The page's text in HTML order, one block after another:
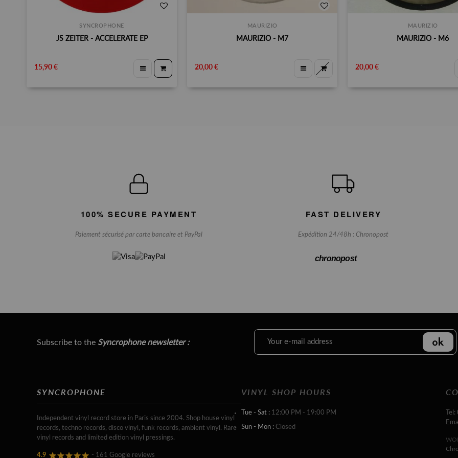
SYNCROPHONE
JS ZEITER - ACCELERATE EP
15,90 €
MAURIZIO
MAURIZIO - M7
20,00 €
MAURIZIO
MAURIZIO - M6
20,00 €
100% SECURE PAYMENT
Paiement sécurisé par carte bancaire et PayPal
FAST DELIVERY
Expédition 24/48h : Chronopost
chronopost
Subscribe to the Syncrophone newsletter :
SYNCROPHONE
Independent vinyl record store in Paris since 2004. Shop house vinyl
records, techno records, disco vinyl, funk records, ambient vinyl. Rare
vinyl records and limited edition vinyl pressings.
4.9 - 161 Google reviews
VINYL SHOP HOURS
Tue - Sat : 12:00 PM - 19:00 PM
Sun - Mon : Closed